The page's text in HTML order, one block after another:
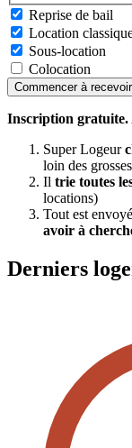
Reprise de bail
Location
Sous-location
Colocation
Commencer à
Inscription gratuite.
Super Logeur
loin des
Il trie toutes
locations)
Tout est
avoir à
Derniers